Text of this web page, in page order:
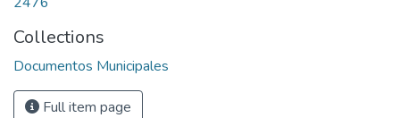
Collections
Documentos Municipales
Full item page